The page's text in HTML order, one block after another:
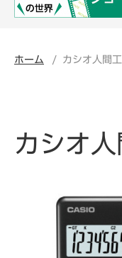
ホーム カシオ人間
カシオ